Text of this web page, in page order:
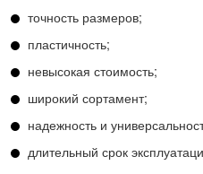
точность размеров;
пластичность;
невысокая стоимость;
широкий сортамент;
надежность и
длительный срок